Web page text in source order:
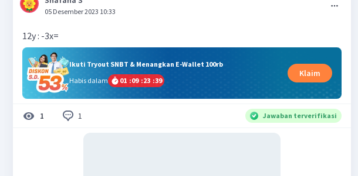
05 Desember 2023 10:33
12y : -3x=
Ikuti Tryout SNBT & Menangkan E-Wallet 100rb
Habis dalam
01 :09 :23 :38
Klaim
1 1 Jawaban terverifikasi